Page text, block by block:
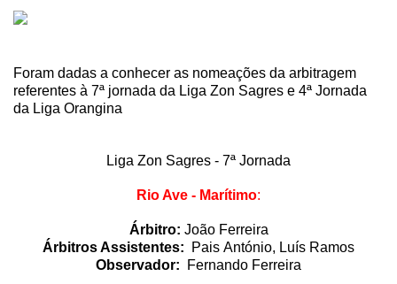
Foram dadas a conhecer as nomeações da arbitragem
referentes à 7ª jornada da Liga Zon Sagres e 4ª Jornada
da Liga Orangina
Liga Zon Sagres - 7ª Jornada
Rio Ave - Marítimo:
Árbitro: João Ferreira
Árbitros Assistentes: Pais António, Luís Ramos
Observador: Fernando Ferreira